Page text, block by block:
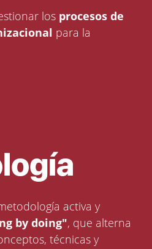
los procesos de
para la
activa y
by doing", que alterna
técnicas y